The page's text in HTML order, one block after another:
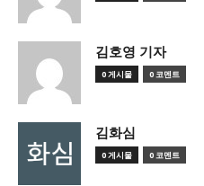
김호영 기자
0 게시물 0 코멘트
김화심
0 게시물 0 코멘트